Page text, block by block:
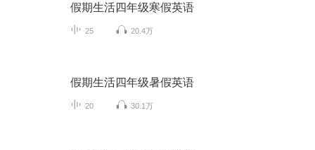
假期生活四年级寒假英语
25 20.4万
假期生活四年级暑假英语
20 30.1万